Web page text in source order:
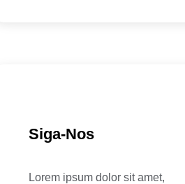
Siga-Nos
Lorem ipsum dolor sit amet,